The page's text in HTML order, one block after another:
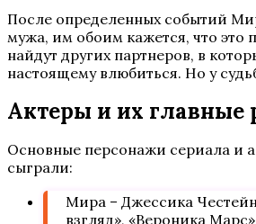
После определенных событий
мужа, им обоим кажется, что это
найдут других партнеров, в
настоящему влюбиться. Но у
Актеры и их главные
Основные персонажи сериала и
сыграли:
Мира – Джессика
взгляд», «Вероника